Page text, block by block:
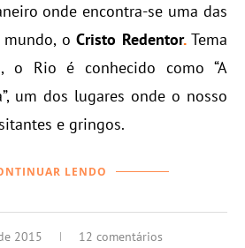
onde encontra-se uma das
mundo, oCristo Redentor.Tema
o Rio é conhecido como “A
um dos lugares onde o nosso
e gringos.
LENDO
2015 12 comentários